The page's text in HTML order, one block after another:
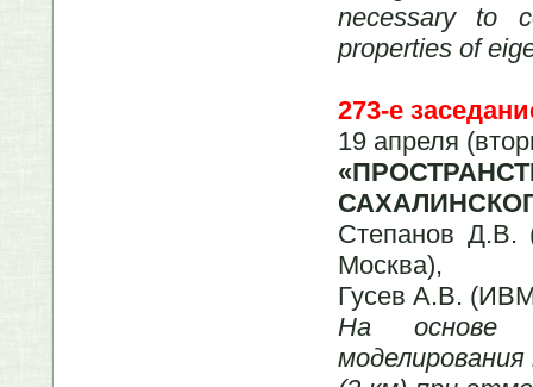
necessary to
properties of
273-е
19 апреля
Степанов Д.В.
Москва),
Гусев А.В.
На основе